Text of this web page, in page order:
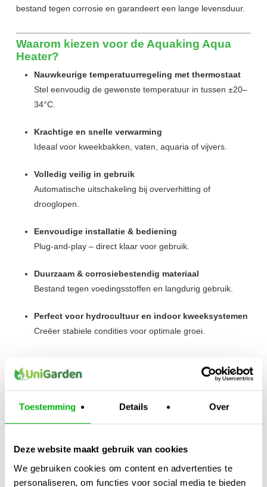
Toestemming Details Over
Deze website maakt gebruik van cookies
We gebruiken cookies om content en advertenties te
personaliseren, om functies voor social media te bieden
bestand tegen corrosie en garandeert een lange levensduur.
Waarom kiezen voor de Aquaking Aqua
Heater?
Nauwkeurige temperatuurregeling met thermostaat
Stel eenvoudig de gewenste temperatuur in tussen ±20–
34°C.
Krachtige en snelle verwarming
Ideaal voor kweekbakken, vaten, aquaria of vijvers.
Volledig veilig in gebruik
Automatische uitschakeling bij oververhitting of
drooglopen.
Eenvoudige installatie & bediening
Plug-and-play – direct klaar voor gebruik.
Duurzaam & corrosiebestendig materiaal
Bestand tegen voedingsstoffen en langdurig gebruik.
Perfect voor hydrocultuur en indoor kweeksystemen
Creëer stabiele condities voor optimale groei.
Met deAquaking Aqua Heater
ben je verzekerd van
constante watertemperatuur, wat bijdraagt aan een
krachtigere wortelontwikkeling, verbeterde opname van
voeding én een stabiel ecosysteem.
Kijk ook naar:https://unigarden.nl/product-
category/accessoires/isolatie-en-reflectiefolie/